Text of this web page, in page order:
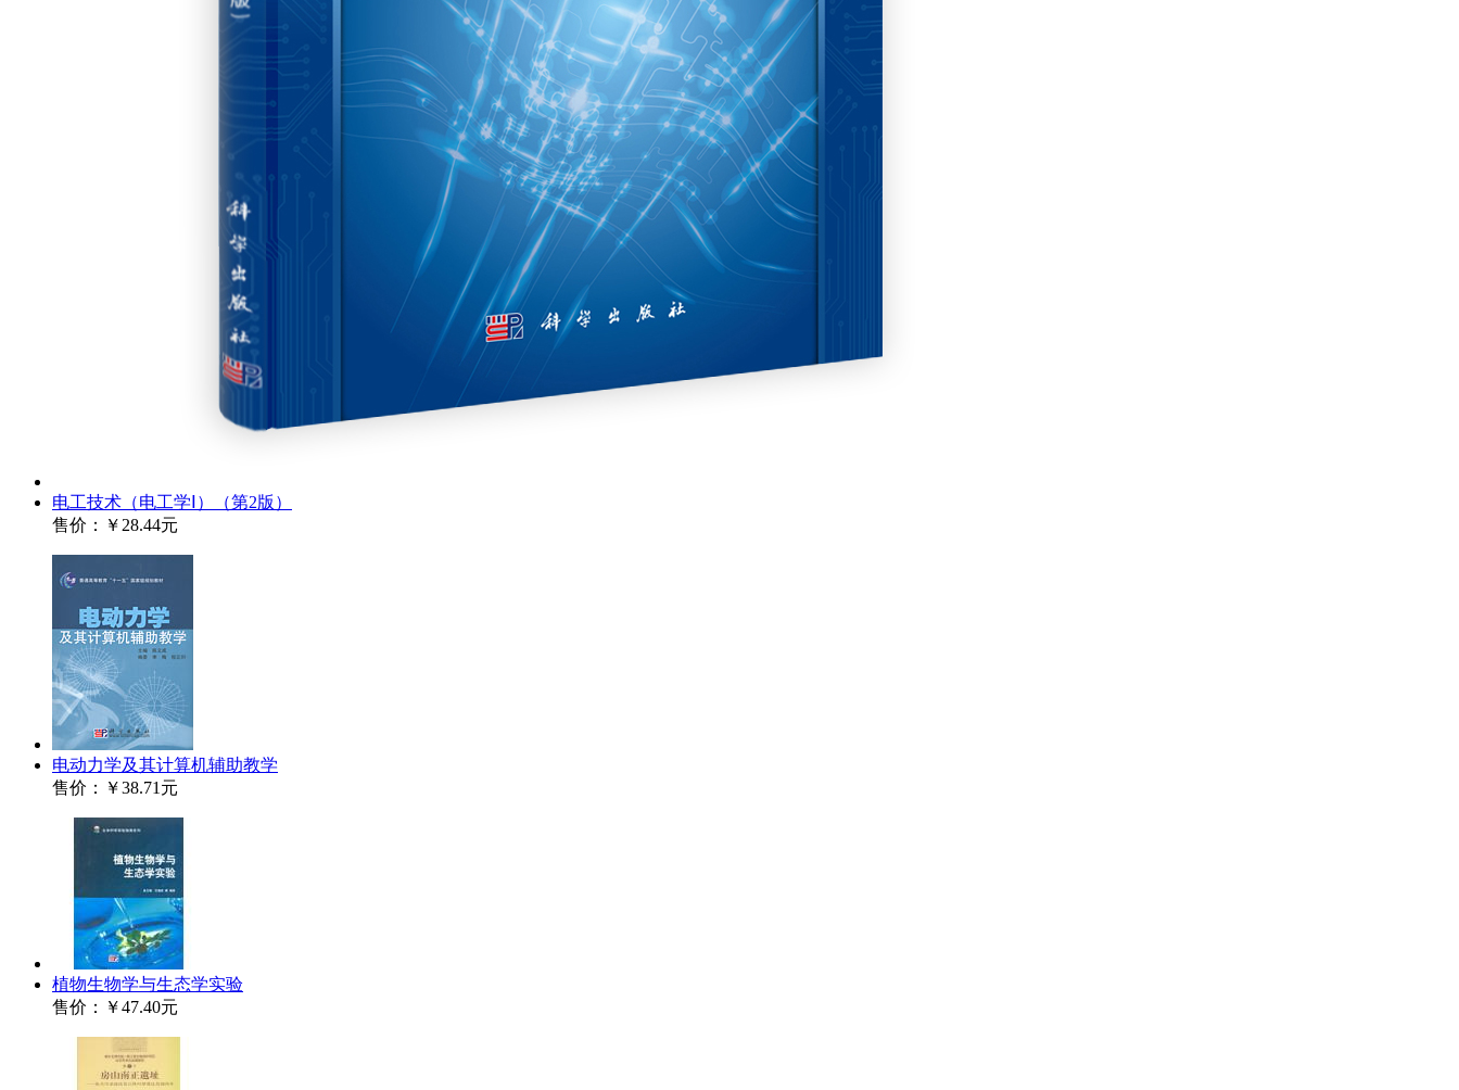
电工技术（电工学Ⅰ）（第2版）
售价：
￥28.44元
电动力学及其计算机辅助教学
售价：
￥38.71元
植物生物学与生态学实验
售价：
￥47.40元